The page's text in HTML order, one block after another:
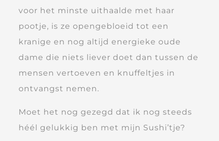
voor het minste uithaalde met haar
pootje, is ze opengebloeid tot een
kranige en nog altijd energieke oude
dame die niets liever doet dan tussen de
mensen vertoeven en knuffeltjes in
ontvangst nemen.
Moet het nog gezegd dat ik nog steeds
héél gelukkig ben met mijn Sushi’tje?